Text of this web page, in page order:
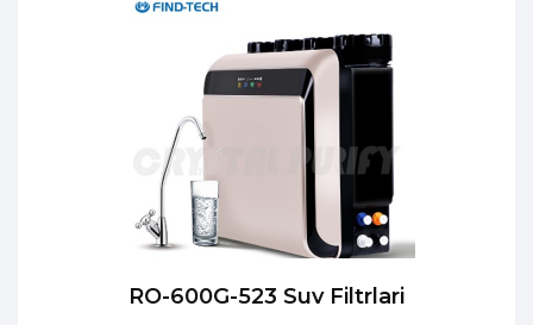
RO-600G-523 Suv Filtrlari